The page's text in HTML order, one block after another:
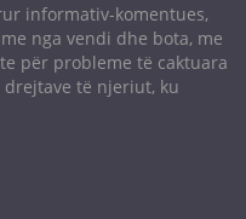
informativ-komentues,
nga vendi dhe bota, me
për probleme të caktuara
të njeriut, ku